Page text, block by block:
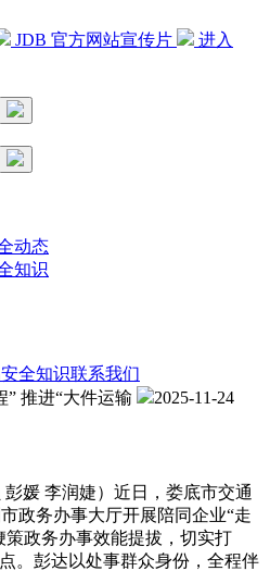
JDB 官方网站宣传片
进入
动态
知识
全知识联系我们
” 推进“大件运输
2025-11-24
媛 李润婕）近日，娄底市交通
政务办事大厅开展陪同企业“走
策政务办事效能提拔，切实打
。彭达以处事群众身份，全程伴